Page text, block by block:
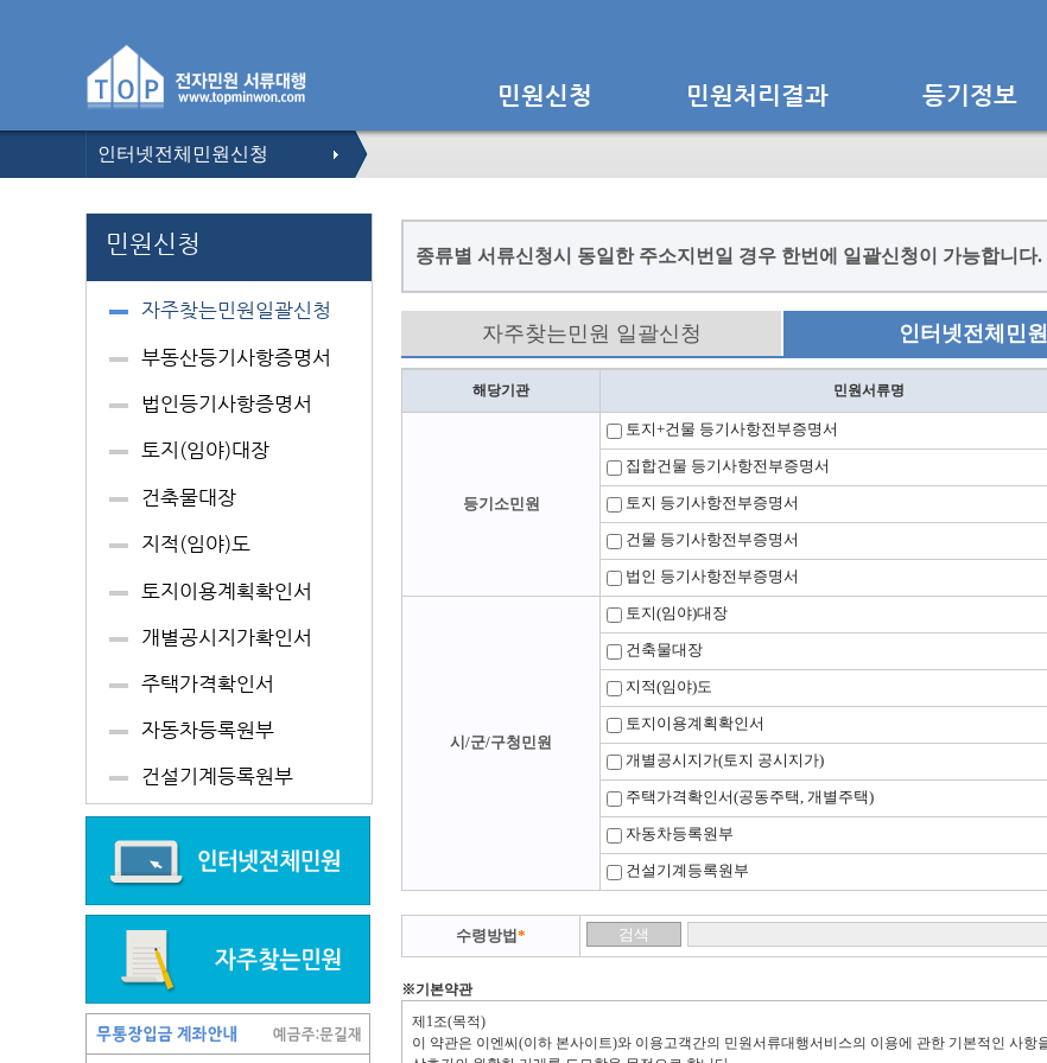
인터넷전체민원신청
종류별 서류신청시 동일한 주소지번일 경우 한번에 일괄신청이 가능합니다.
자주찾는민원 일괄신청 인터넷전체민원
해당기관 민원서류명
등기소민원
토지+건물 등기사항전부증명서
집합건물 등기사항전부증명서
토지 등기사항전부증명서
건물 등기사항전부증명서
법인 등기사항전부증명서
시/군/구청민원
토지(임야)대장
건축물대장
지적(임야)도
토지이용계획확인서
개별공시지가(토지 공시지가)
주택가격확인서(공동주택, 개별주택)
자동차등록원부
건설기계등록원부
수령방법 *
※기본약관